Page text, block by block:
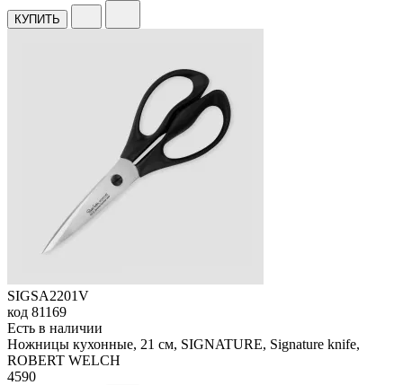
КУПИТЬ
SIGSA2201V
код 81169
Есть в наличии
Ножницы кухонныe, 21 см, SIGNATURE, Signature knife,
ROBERT WELCH
4590